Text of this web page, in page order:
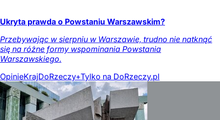
Ukryta prawda o Powstaniu Warszawskim?
Przebywając w sierpniu w Warszawie, trudno nie natknąć
się na różne formy wspominania Powstania
Warszawskiego.
OpinieKrajDoRzeczy+Tylko na DoRzeczy.pl